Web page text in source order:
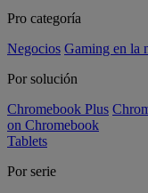
Pro categoría
Negocios Gaming en la
Por solución
Chromebook Plus
on Chromebook
Tablets
Por serie